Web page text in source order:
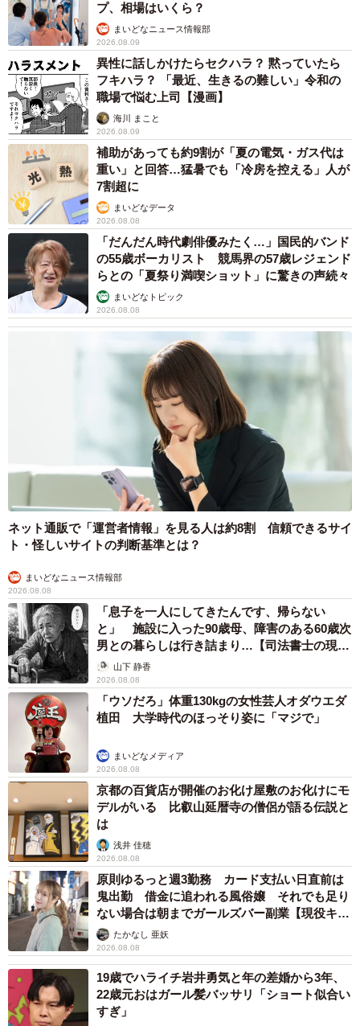
も楽しいです。今回の写真もまた、本当に笑いました。た
だ、投稿するにあたって、どんなコメントを添えると、見
てくださる方々に状況を理解してもらえるのか悩みました
ね（笑）」
当の神楽ちゃんは、どのような様子だったのでしょうか。
「これは私の思い込みなのかもしれませんが……『もう、
早くしてよー！ 長いわよ！』と言われているような気がし
ました」
渾身の撮影のあとは…労いのひとときに
お出かけが大好きな神楽ちゃん。笑顔がキュートです（画像提供：コー
ギーの神楽さん）
撮影後、神楽ちゃんと飼い主さんのあいだには、「お互
い、よく頑張ったね」と互いを労うような雰囲気が漂って
いたといいます。
「神楽が沈んだ後に撮った写真です。お互いがお互いの仕
事を労うかのように、『さっき大変だったけど楽しいね
ー』『ほら、神楽あっち見て！！！ キレイだね』とベンチ
でのんびりしました」
ふだんの神楽ちゃんは、カメラを向けるとそっぽを向くこ
ともあるのだとか。そんなところも含めて、「かわいいな
プ、相場はいくら？
まいどなニュース情報部
2026.08.09
異性に話しかけたらセクハラ？ 黙っていたら
フキハラ？ 「最近、生きるの難しい」令和の
職場で悩む上司【漫画】
海川 まこと
2026.08.09
補助があっても約9割が「夏の電気・ガス代は
重い」と回答…猛暑でも「冷房を控える」人が
7割超に
まいどなデータ
2026.08.08
「だんだん時代劇俳優みたく…」国民的バンド
の55歳ボーカリスト 競馬界の57歳レジェンド
らとの「夏祭り満喫ショット」に驚きの声続々
まいどなトピック
2026.08.08
ネット通販で「運営者情報」を見る人は約8割 信頼できるサイ
ト・怪しいサイトの判断基準とは？
まいどなニュース情報部
2026.08.08
「息子を一人にしてきたんです、帰らない
と」 施設に入った90歳母、障害のある60歳次
男との暮らしは行き詰まり…【司法書士の現場
から】山下 静香
2026.08.08
「ウソだろ」体重130kgの女性芸人オダウエダ
植田 大学時代のほっそり姿に「マジで」
まいどなメディア
2026.08.08
京都の百貨店が開催のお化け屋敷のお化けにモ
デルがいる 比叡山延暦寺の僧侶が語る伝説と
は
浅井 佳穂
2026.08.08
原則ゆるっと週3勤務 カード支払い日直前は
鬼出勤 借金に追われる風俗嬢 それでも足り
ない場合は朝までガールズバー副業【現役キャ
ストに取材】
たかなし 亜妖
2026.08.08
19歳でハライチ岩井勇気と年の差婚から3年、
22歳元おはガール髪バッサリ「ショート似合い
すぎ」